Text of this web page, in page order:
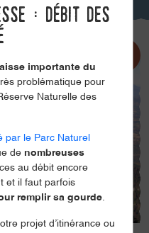
: débit des
importante du
problématique pour
Naturelle des
par le Parc Naturel
de nombreuses
au débit encore
et il faut parfois
remplir sa gourde.
projet d’itinérance ou